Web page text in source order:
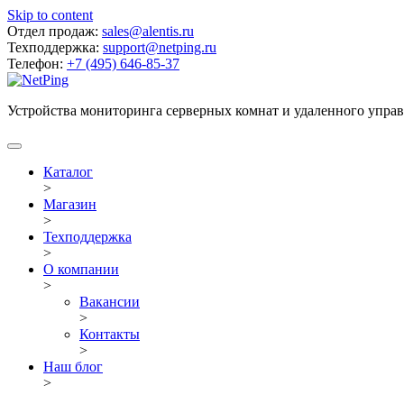
Skip to content
Отдел продаж: sales@alentis.ru
Техподдержка: support@netping.ru
Телефон: +7 (495) 646-85-37
Устройства мониторинга серверных комнат и удаленного
Каталог
>
Магазин
>
Техподдержка
>
О компании
>
Вакансии
>
Контакты
>
Наш блог
>